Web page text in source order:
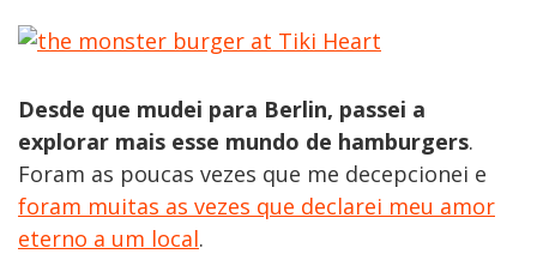
Desde que mudei para Berlin, passei a
explorar mais esse mundo de hamburgers.
Foram as poucas vezes que me decepcionei e
foram muitas as vezes que declarei meu amor
eterno a um local.